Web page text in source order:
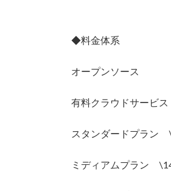
◆料金体系
オープンソース
有料クラウドサービス
スタンダードプラン
ミディアムプラン